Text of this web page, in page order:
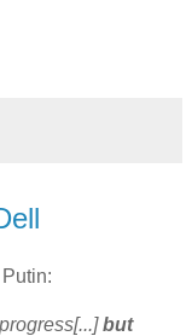
but